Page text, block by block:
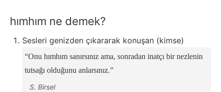
hımhım ne demek?
Sesleri genizden çıkararak konuşan (kimse)
Onu hımhım sanırsınız ama, sonradan inatçı bir nezlenin
tutsağı olduğunu anlarsınız.
S. Birsel